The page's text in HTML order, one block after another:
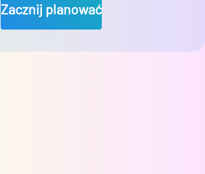
Zacznij planować